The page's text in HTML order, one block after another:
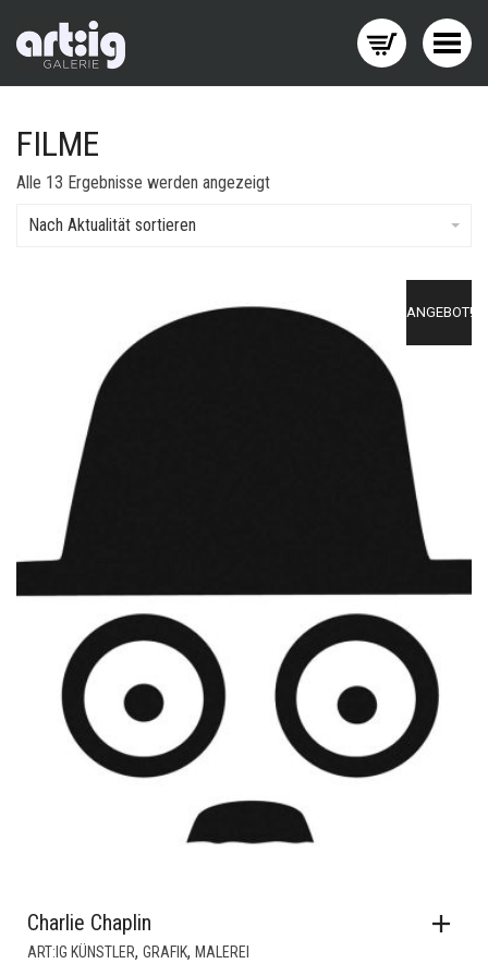
Menü wechseln
FILME
Alle 13 Ergebnisse werden angezeigtNach
Nach Aktualität sortieren
ANGEBOT!
Charlie Chaplin
ART:IG KÜNSTLER, GRAFIK, MALEREI